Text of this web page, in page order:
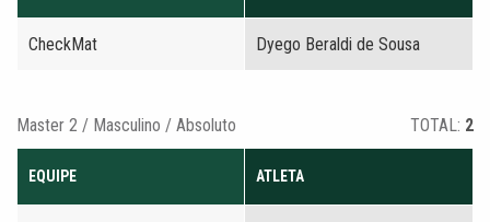
CheckMat Dyego Beraldi de Sousa
Master 2 / Masculino / Absoluto TOTAL: 2
EQUIPE ATLETA